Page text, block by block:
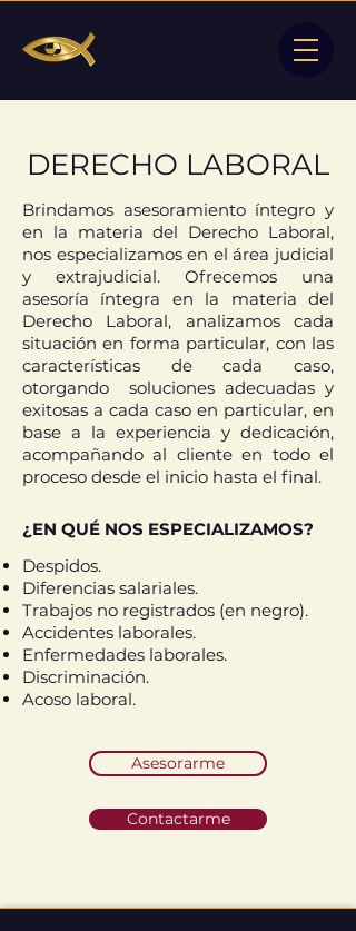
DERECHO LABORAL
Brindamos asesoramiento íntegro y
en la materia del Derecho Laboral,
nos especializamos en el área judicial
y extrajudicial. Ofrecemos una
asesoría íntegra en la materia del
Derecho Laboral, analizamos cada
situación en forma particular, con las
características de cada caso,
otorgando soluciones adecuadas y
exitosas a cada caso en particular, en
base a la experiencia y dedicación,
acompañando al cliente en todo el
proceso desde el inicio hasta el final.
¿EN QUÉ NOS ESPECIALIZAMOS?
Despidos.
Diferencias salariales.
Trabajos no registrados (en negro).
Accidentes laborales.
Enfermedades laborales.
Discriminación.
Acoso laboral.
¿EN QUÉ NOS ESPECIALIZAMOS?
Asesorarme
Contactarme